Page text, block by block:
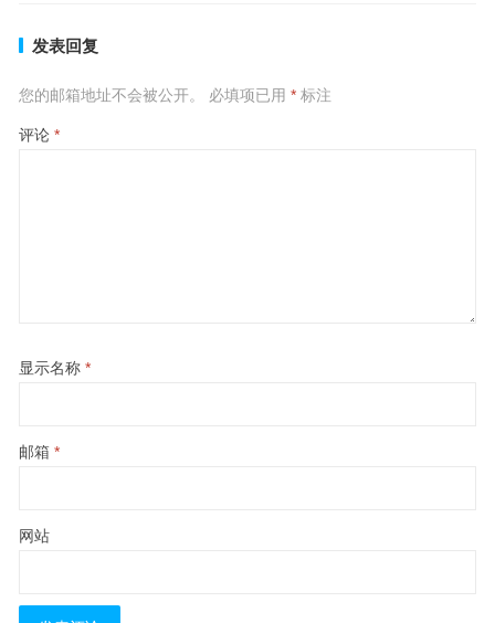
发表回复
您的邮箱地址不会被公开。 必填项已用 *标注
评论 *
显示名称 *
邮箱 *
网站